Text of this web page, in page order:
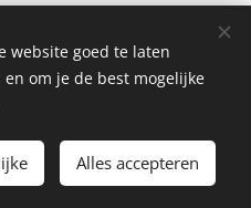
website goed te laten
om je de best mogelijke
Alles accepteren